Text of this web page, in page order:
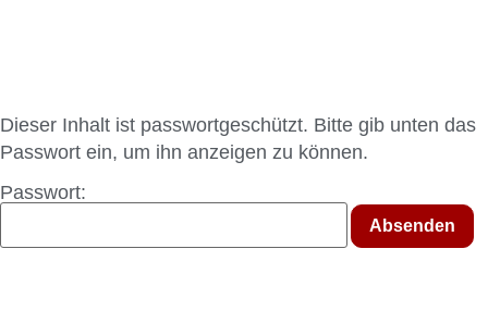
Dieser Inhalt ist passwortgeschützt. Bitte gib unten das
Passwort ein, um ihn anzeigen zu können.
Passwort: